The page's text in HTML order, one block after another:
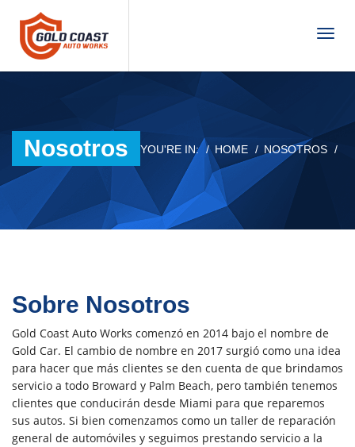
T
g
a
a
Nosotros YOU'RE IN: HOME NOSOTROS
Sobre Nosotros
Gold Coast Auto Works comenzó en 2014 bajo el nombre de
Gold Car. El cambio de nombre en 2017 surgió como una idea
para hacer que más clientes se den cuenta de que brindamos
servicio a todo Broward y Palm Beach, pero también tenemos
clientes que conducirán desde Miami para que reparemos
sus autos. Si bien comenzamos como un taller de reparación
general de automóviles y seguimos prestando servicio a la